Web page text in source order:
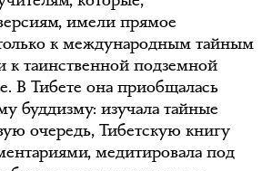
имели прямое
к международным тайным
к таинственной подземной
В Тибете она приобщалась
буддизму: изучала тайные
очередь, Тибетскую книгу
медитировала под